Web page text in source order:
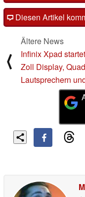
Diesen Artikel
⟨
Ältere News
Infinix Xpad
Zoll Display,
Lautsprechern